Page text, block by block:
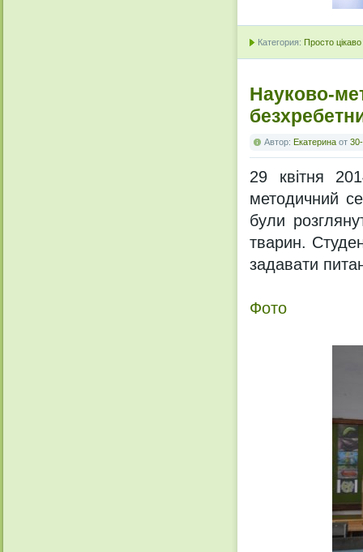
Категория: Просто цікаво
Науково-
Автор: Екатерина от
29 квітня
методичний
були
тварин.
задавати
Фото